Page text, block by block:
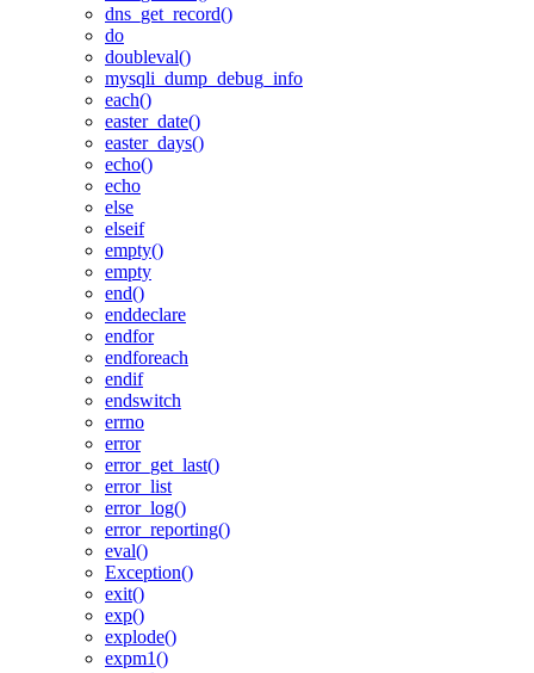
dns_get_record()
do
doubleval()
mysqli_dump_debug_info
each()
easter_date()
easter_days()
echo()
echo
else
elseif
empty()
empty
end()
enddeclare
endfor
endforeach
endif
endswitch
errno
error
error_get_last()
error_list
error_log()
error_reporting()
eval()
Exception()
exit()
exp()
explode()
expm1()